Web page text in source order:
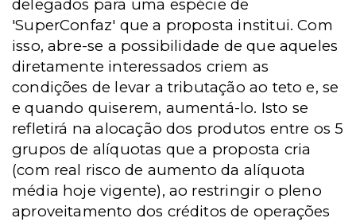
delegados para uma espécie de
'SuperConfaz' que a proposta institui. Com
isso, abre-se a possibilidade de que aqueles
diretamente interessados criem as
condições de levar a tributação ao teto e, se
e quando quiserem, aumentá-lo. Isto se
refletirá na alocação dos produtos entre os 5
grupos de alíquotas que a proposta cria
(com real risco de aumento da alíquota
média hoje vigente), ao restringir o pleno
aproveitamento dos créditos de operações